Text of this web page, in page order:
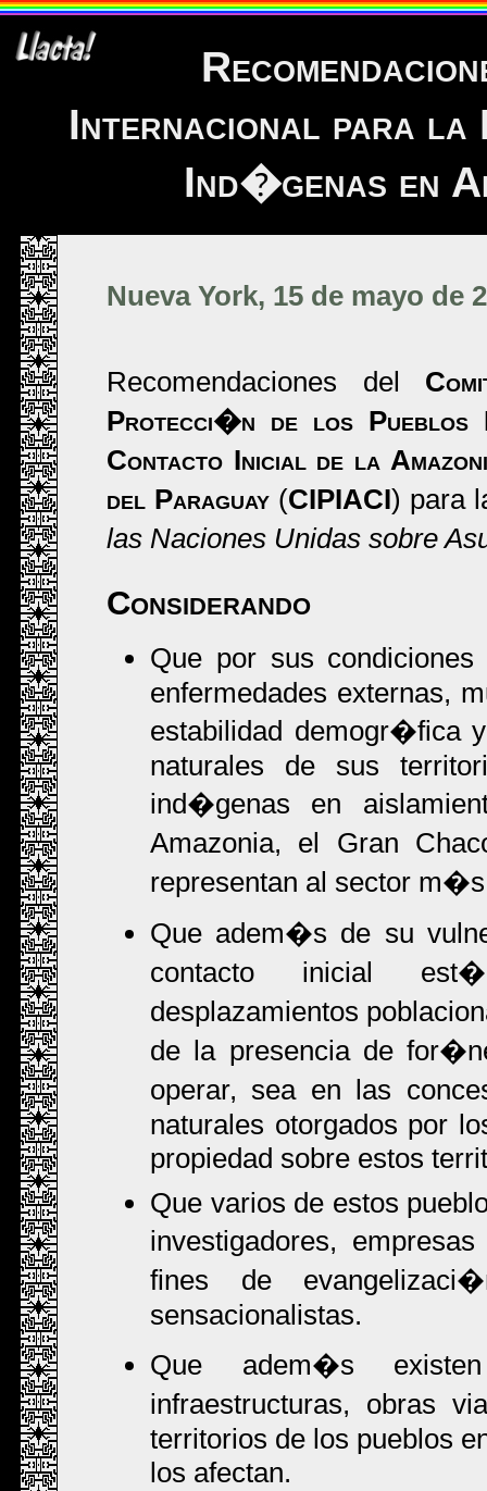
Internacional para
Ind�genas en
Nueva York, 15 de mayo de
Recomendaciones del
Protecci�n de los Pueblos
Contacto Inicial de la
del Paraguay(CIPIACI) para
las Naciones Unidas sobre
Considerando
Que por sus
enfermedades externas,
estabilidad demogr�fica
naturales de sus
ind�genas en
Amazonia, el Gran
representan al sector
Que adem�s de su
contacto inicial
desplazamientos
de la presencia de
operar, sea en las
naturales otorgados por
propiedad sobre estos
Que varios de estos
investigadores,
fines de
sensacionalistas.
Que adem�s
infraestructuras, obras
territorios de los pueblos
los afectan.